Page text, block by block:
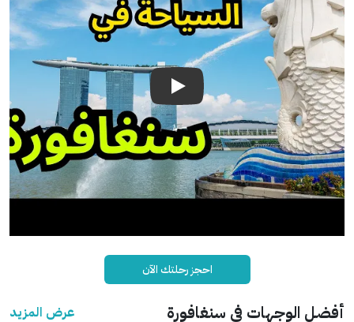
Play
احجز رحلتك الآن
أفضل الوجهات في سنغافورة عرض المزيد